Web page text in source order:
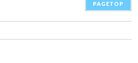
PAGETOP